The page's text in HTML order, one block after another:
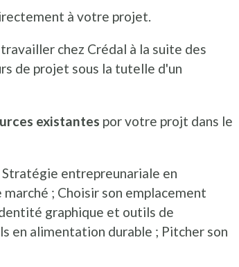
à votre projet.
chez Crédal à la suite des
de projet sous la tutelle d'un
existantes por votre projt dans le
entrepreunariale en
; Choisir son emplacement
graphique et outils de
en alimentation durable ; Pitcher son